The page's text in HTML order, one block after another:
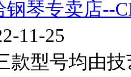
琴专卖店--
11-25
款型号均由